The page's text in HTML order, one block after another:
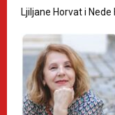
Ljiljane Horvat i Nede